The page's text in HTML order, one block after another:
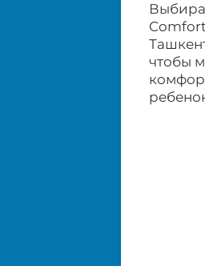
чтобы